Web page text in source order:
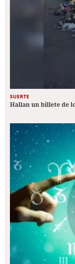
SUERTE
Hallan un billete de